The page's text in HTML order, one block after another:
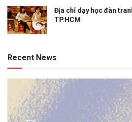
Địa chỉ dạy học đàn
TP.HCM
Recent News